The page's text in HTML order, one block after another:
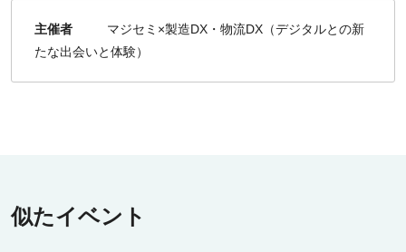
主催者
マジセミ×製造DX・物流DX（デジタルとの新
たな出会いと体験）
似たイベント